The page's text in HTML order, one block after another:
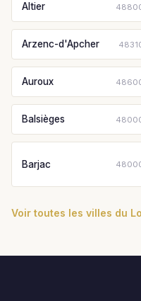
Altier
Arzenc-d'Apcher
Auroux
Balsièges
Barjac
Voir toutes les villes du